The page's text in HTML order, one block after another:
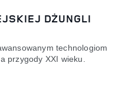
DŻUNGLI
technologiom
przygody XXI wieku.